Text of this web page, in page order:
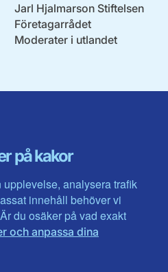
på kakor
upplevelse, analysera trafik
innehåll behöver vi
du osäker på vad exakt
och anpassa dina
Jarl Hjalmarson Stiftelsen
Företagarrådet
Moderater i utlandet
Värmlands län
Västerbotten
Västra Götaland
Västernorrland
Västmanland
Örebro län
Östergötland